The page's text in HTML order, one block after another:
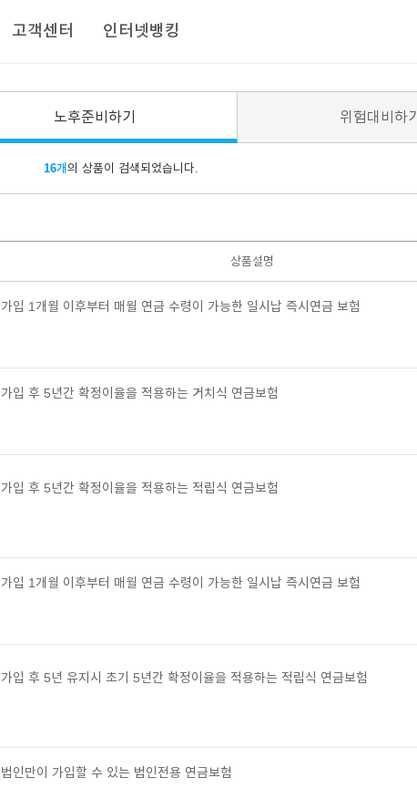
고객센터 인터넷뱅킹
노후준비하기 위험대비하기
16개 의 상품이 검색되었습니다.
상품설명
가입 1개월 이후부터 매월 연금 수령이 가능한 일시납 즉시연금 보험
가입 후 5년간 확정이율을 적용하는 거치식 연금보험
가입 후 5년간 확정이율을 적용하는 적립식 연금보험
가입 1개월 이후부터 매월 연금 수령이 가능한 일시납 즉시연금 보험
가입 후 5년 유지시 초기 5년간 확정이율을 적용하는 적립식 연금보험
법인만이 가입할 수 있는 법인전용 연금보험